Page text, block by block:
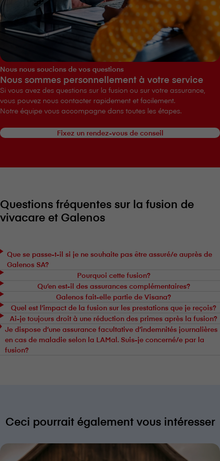
Nous nous soucions de vos questions
Nous sommes personnellement à votre service
Si vous avez des questions sur la fusion ou sur votre assurance,
vous pouvez nous contacter rapidement et facilement.
Notre équipe vous accompagne dans toutes les étapes.
Fixez un rendez-vous de conseil
Questions fréquentes sur la fusion de
vivacare et Galenos
Que se passe-t-il si je ne souhaite pas être assuré/e auprès de
Galenos SA?
Pourquoi cette fusion?
Qu’en est-il des assurances complémentaires?
Galenos fait-elle partie de V⁠i⁠s⁠a⁠n⁠a?
Quel est l’impact de la fusion sur les prestations que je reçois?
Ai-je toujours droit à une réduction des primes après la fusion?
Je dispose d’une assurance facultative d’indemnités journalières
en cas de maladie selon la LAMal. Suis-je concerné/e par la
fusion?
Ceci pourrait également vous intéresser